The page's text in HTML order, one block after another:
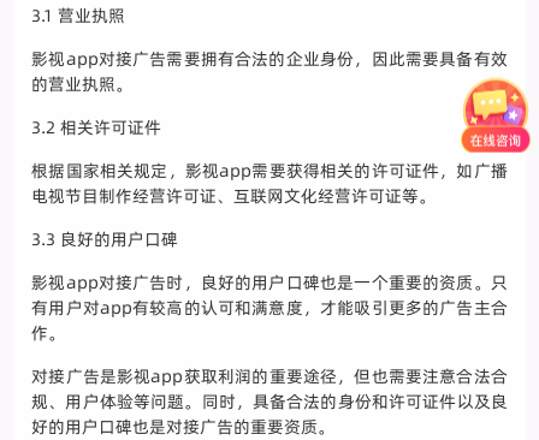
3.1 营业执照
影视app对接广告需要拥有合法的企业身份，因此需要具备有效
的营业执照。
3.2 相关许可证件
根据国家相关规定，影视app需要获得相关的许可证件，如广播
电视节目制作经营许可证、互联网文化经营许可证等。
3.3 良好的用户口碑
影视app对接广告时，良好的用户口碑也是一个重要的资质。只
有用户对app有较高的认可和满意度，才能吸引更多的广告主合
作。
对接广告是影视app获取利润的重要途径，但也需要注意合法合
规、用户体验等问题。同时，具备合法的身份和许可证件以及良
好的用户口碑也是对接广告的重要资质。